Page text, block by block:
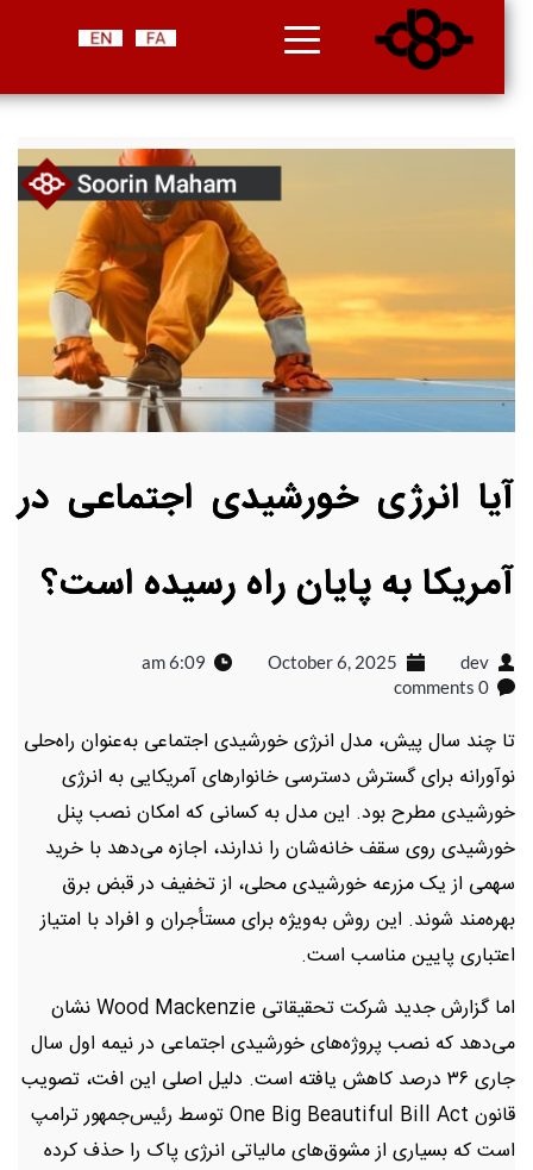
آیا انرژی خورشیدی اجتماعی در
آمریکا به پایان راه رسیده است؟
dev
October 6, 2025
6:09 am
0 comments
تا چند سال پیش، مدل انرژی خورشیدی اجتماعی به‌عنوان راه‌حلی
نوآورانه برای گسترش دسترسی خانوارهای آمریکایی به انرژی
خورشیدی مطرح بود. این مدل به کسانی که امکان نصب پنل
خورشیدی روی سقف خانه‌شان را ندارند، اجازه می‌دهد با خرید
سهمی از یک مزرعه خورشیدی محلی، از تخفیف در قبض برق
بهره‌مند شوند. این روش به‌ویژه برای مستأجران و افراد با امتیاز
اعتباری پایین مناسب است.
اما گزارش جدید شرکت تحقیقاتی Wood Mackenzie نشان
می‌دهد که نصب پروژه‌های خورشیدی اجتماعی در نیمه اول سال
جاری ۳۶ درصد کاهش یافته است. دلیل اصلی این افت، تصویب
قانون One Big Beautiful Bill Act توسط رئیس‌جمهور ترامپ
است که بسیاری از مشوق‌های مالیاتی انرژی پاک را حذف کرده